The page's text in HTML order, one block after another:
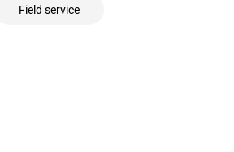
Field service